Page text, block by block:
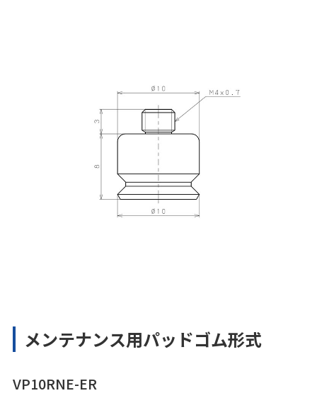
メンテナンス用パッドゴム形式
VP10RNE-ER